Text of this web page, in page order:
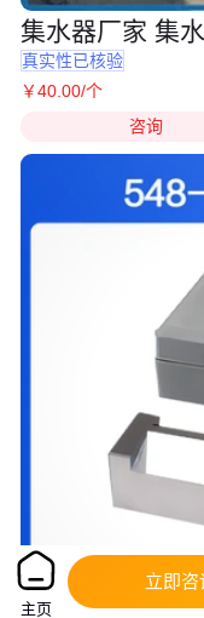
集水器厂家 集
真实性已核验
￥40 .00/个
咨询
主页
立即咨